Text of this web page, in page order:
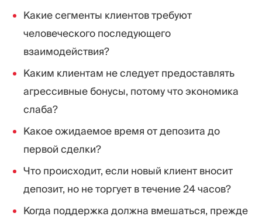
Какие сегменты клиентов требуют
человеческого последующего
взаимодействия?
Каким клиентам не следует предоставлять
агрессивные бонусы, потому что экономика
слаба?
Какое ожидаемое время от депозита до
первой сделки?
Что происходит, если новый клиент вносит
депозит, но не торгует в течение 24 часов?
Когда поддержка должна вмешаться, прежде